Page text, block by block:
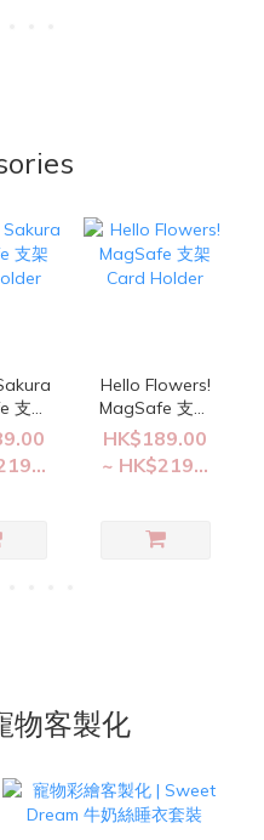
支架
Hello Flowers!
MagSafe 支架
Card Holder
HK$189.00
~ HK$219...
物客製化